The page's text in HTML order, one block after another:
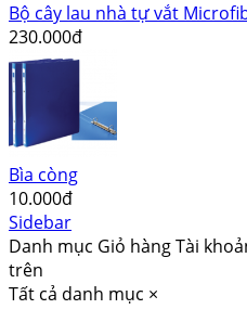
Bộ cây lau nhà tự vắt
230.000đ
Bìa còng
10.000đ
Sidebar
Danh mục Giỏ hàngTài
trên
Tất cả danh mục ×